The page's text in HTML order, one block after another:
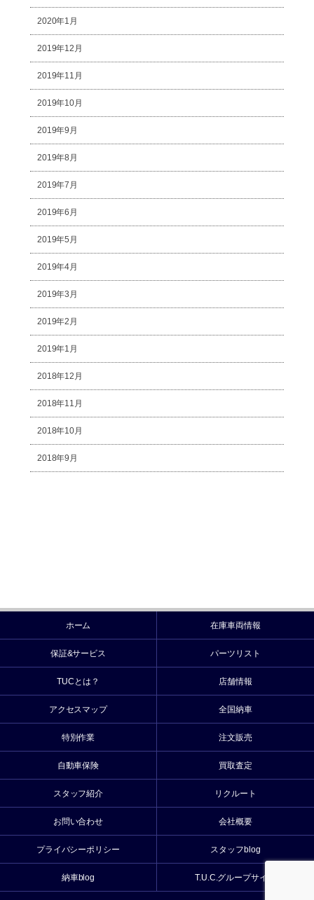
2020年1月
2019年12月
2019年11月
2019年10月
2019年9月
2019年8月
2019年7月
2019年6月
2019年5月
2019年4月
2019年3月
2019年2月
2019年1月
2018年12月
2018年11月
2018年10月
2018年9月
ホーム 在庫車両情報
保証&サービス パーツリスト
TUCとは？ 店舗情報
アクセスマップ 全国納車
特別作業 注文販売
自動車保険 買取査定
スタッフ紹介 リクルート
お問い合わせ 会社概要
プライバシーポリシー スタッフblog
納車blog T.U.C.グループサイト